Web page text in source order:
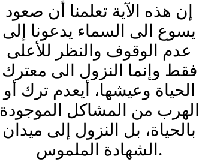
إن هذه الآية تعلمنا أن صعود
يسوع الى السماء يدعونا إلى
عدم الوقوف والنظر للأعلى
فقط وإنما النزول الى معترك
الحياة وعيشها، أيعدم ترك أو
الهرب من المشاكل الموجودة
بالحياة، بل النزول إلى ميدان
الشهادة الملموس.